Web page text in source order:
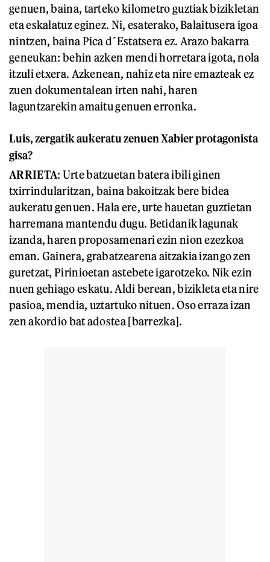
genuen, baina, tarteko kilometro guztiak bizikletan
eta eskalatuz eginez. Ni, esaterako, Balaitusera igoa
nintzen, baina Pica d´Estatsera ez. Arazo bakarra
geneukan: behin azken mendi horretara igota, nola
itzuli etxera. Azkenean, nahiz eta nire emazteak ez
zuen dokumentalean irten nahi, haren
laguntzarekin amaitu genuen erronka.
Luis, zergatik aukeratu zenuenXabierprotagonista
gisa?
ARRIETA: Urte batzuetan batera ibili ginen
txirrindularitzan, baina bakoitzak bere bidea
aukeratu genuen. Hala ere, urte hauetan guztietan
harremana mantendu dugu. Betidanik lagunak
izanda, haren proposamenari ezin nion ezezkoa
eman. Gainera, grabatzearena aitzakia izango zen
guretzat, Pirinioetan astebete igarotzeko. Nik ezin
nuen gehiago eskatu. Aldi berean, bizikleta eta nire
pasioa, mendia, uztartuko nituen. Oso erraza izan
zen akordio bat adostea [barrezka].